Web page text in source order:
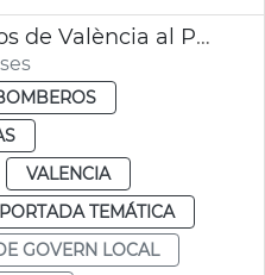
Formación Bomberos de València al Puerto
VALENCIA
TEMÁTICA
GOVERN LOCAL